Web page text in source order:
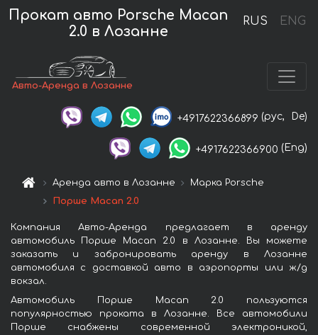
RUS ENG
Прокат авто Porsche Macan
2.0 в Лозанне
Авто-Аренда в Лозанне
+4917622366899 (рус, De)
+4917622366900 (Eng)
Аренда авто в Лозанне
Марка Porsche
Порше Macan 2.0
Компания Авто-Аренда предлагает в аренду
автомобиль Порше Macan 2.0 в Лозанне. Вы можете
заказать и забронировать аренду в Лозанне
автомобиля с доставкой авто в аэропорты или ж/д
вокзал.
Автомобиль Порше Macan 2.0 пользуются
популярностью проката в Лозанне. Все автомобили
Порше снабжены современной электроникой,